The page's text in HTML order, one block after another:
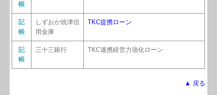
帳
記
帳
しずおか焼津信
用金庫
TKC提携ローン
記
帳
三十三銀行 TKC連携経営力強化ローン
▲ 戻る